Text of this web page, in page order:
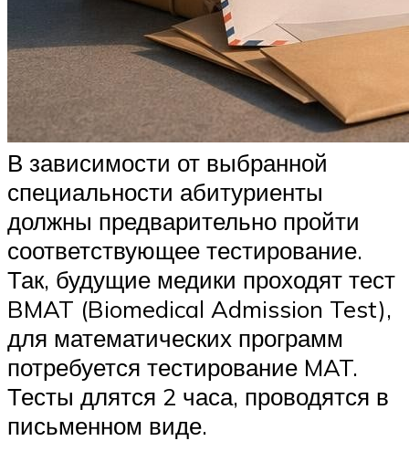
В зависимости от выбранной
специальности абитуриенты
должны предварительно пройти
соответствующее тестирование.
Так, будущие медики проходят тест
BMAT (Biomedical Admission Test),
для математических программ
потребуется тестирование MAT.
Тесты длятся 2 часа, проводятся в
письменном виде.